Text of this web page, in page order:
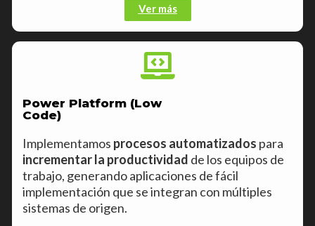
Ver más
Power Platform (Low
Code)
Implementamos procesos automatizados para
incrementar la productividad de los equipos de
trabajo, generando aplicaciones de fácil
implementación que se integran con múltiples
sistemas de origen.